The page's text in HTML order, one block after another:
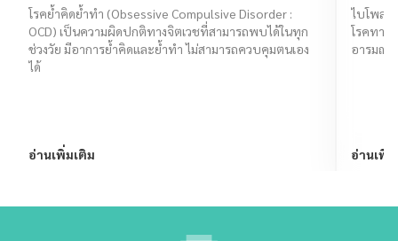
โรคย้ำคิดย้ำทำ (Obsessive Compulsive Disorder :
OCD) เป็นความผิดปกติทางจิตเวชที่สามารถพบได้ในทุก
ช่วงวัย มีอาการย้ำคิดและย้ำทำ ไม่สามารถควบคุมตนเอง
ได้
อ่านเพิ่มเติม
ไบโพลา
โรคทาง
อารมณ์
อ่านเพิ่